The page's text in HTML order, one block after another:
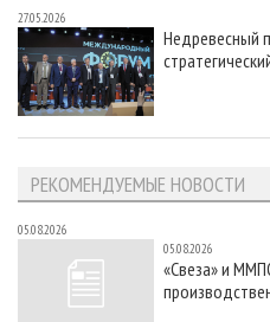
27.05.2026
Недревесный
РЕКОМЕНДУЕМЫЕ НОВОСТИ
05.08.2026
05.08.2026
«Свеза» и